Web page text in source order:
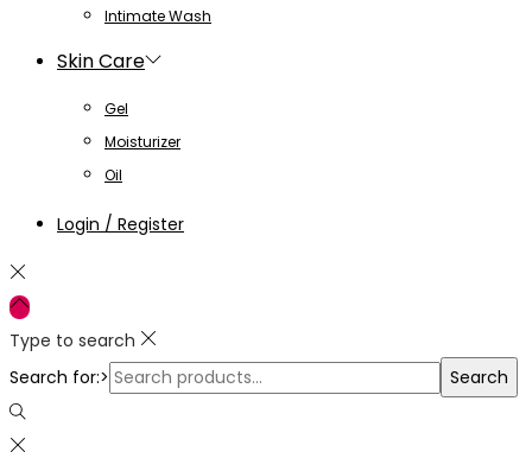
Intimate Wash
Skin Care
Gel
Moisturizer
Oil
Login / Register
Type to search
Search for:>
Search